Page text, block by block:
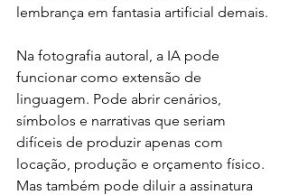
lembrança em fantasia artificial demais.
Na fotografia autoral, a IA pode
funcionar como extensão de
linguagem. Pode abrir cenários,
símbolos e narrativas que seriam
difíceis de produzir apenas com
locação, produção e orçamento físico.
Mas também pode diluir a assinatura